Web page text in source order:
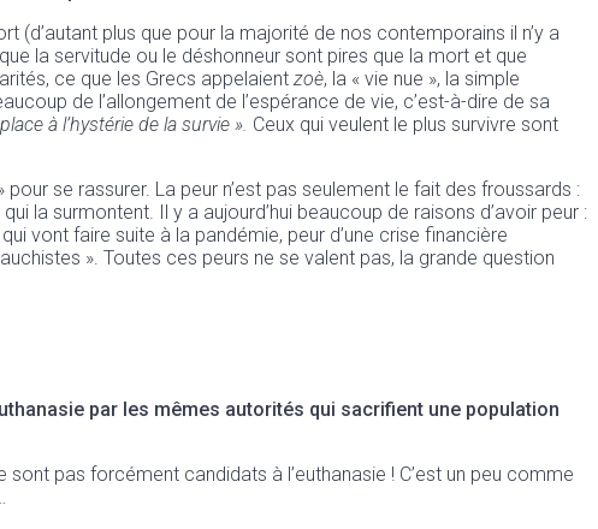
(d’autant plus que pour la majorité de nos contemporains il n’y a
la servitude ou le déshonneur sont pires que la mort et que
ce que les Grecs appelaient zoè, la « vie nue », la simple
de l’allongement de l’espérance de vie, c’est-à-dire de sa
à l’hystérie de la survie ». Ceux qui veulent le plus survivre sont
se rassurer. La peur n’est pas seulement le fait des froussards :
la surmontent. Il y a aujourd’hui beaucoup de raisons d’avoir peur :
vont faire suite à la pandémie, peur d’une crise financière
». Toutes ces peurs ne se valent pas, la grande question
par les mêmes autorités qui sacrifient une population
pas forcément candidats à l’euthanasie ! C’est un peu comme